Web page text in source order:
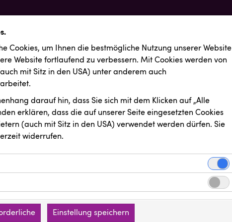
Cookies, um Ihnen die best­mögliche Nutzung unserer Website
Website fortlaufend zu verbessern. Mit Cookies werden von
mit Sitz in den USA) unter anderem auch
darauf hin, dass Sie sich mit dem Klicken auf „Alle
erklären, dass die auf unserer Seite eingesetzten Cookies
(auch mit Sitz in den USA) verwendet werden dürfen. Sie
widerrufen.
grundlegende Funktionen und sind für die einwandfreie
Diese Cookies speichern keine personenbezogenen
Dritten übermittelt.
unsere Website nutzen.
Einstellung speichern